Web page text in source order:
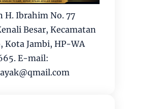
H. Ibrahim No. 77
Besar, Kecamatan
Kota Jambi, HP-WA
E-mail: